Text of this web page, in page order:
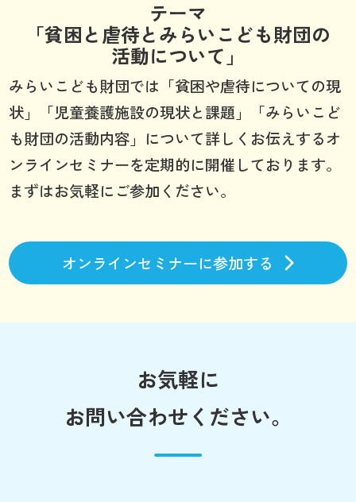
テーマ
「貧困と虐待とみらいこども財団の
活動について」
みらいこども財団では「貧困や虐待についての現
状」「児童養護施設の現状と課題」「みらいこど
も財団の活動内容」について詳しくお伝えするオ
ンラインセミナーを定期的に開催しております。
まずはお気軽にご参加ください。
オンラインセミナーに参加する
お気軽に
お問い合わせください。